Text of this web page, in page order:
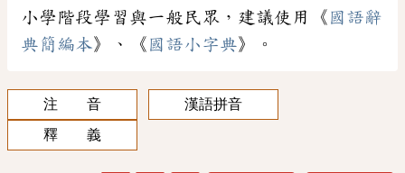
小學階段學習與一般民眾，建議使用《 國語辭
典簡編本》、《 國語小字典》。
注 音
漢語拼音
釋 義